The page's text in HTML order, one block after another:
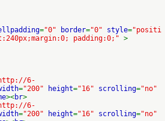
="0" border="0" style="positi
padding:0;" >
6-
="200" height="16" scrolling="no"
><br>
6-
="200" height="16" scrolling="no"